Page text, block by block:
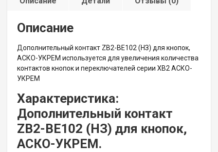
Описание
Дополнительный контакт ZB2-BE102 (НЗ) для кнопок,
АСКО-УКРЕМ используется для увеличения количества
контактов кнопок и переключателей серии XB2 АСКО-
УКРЕМ
Характеристика:
Дополнительный контакт
ZB2-BE102 (НЗ) для кнопок,
АСКО-УКРЕМ.